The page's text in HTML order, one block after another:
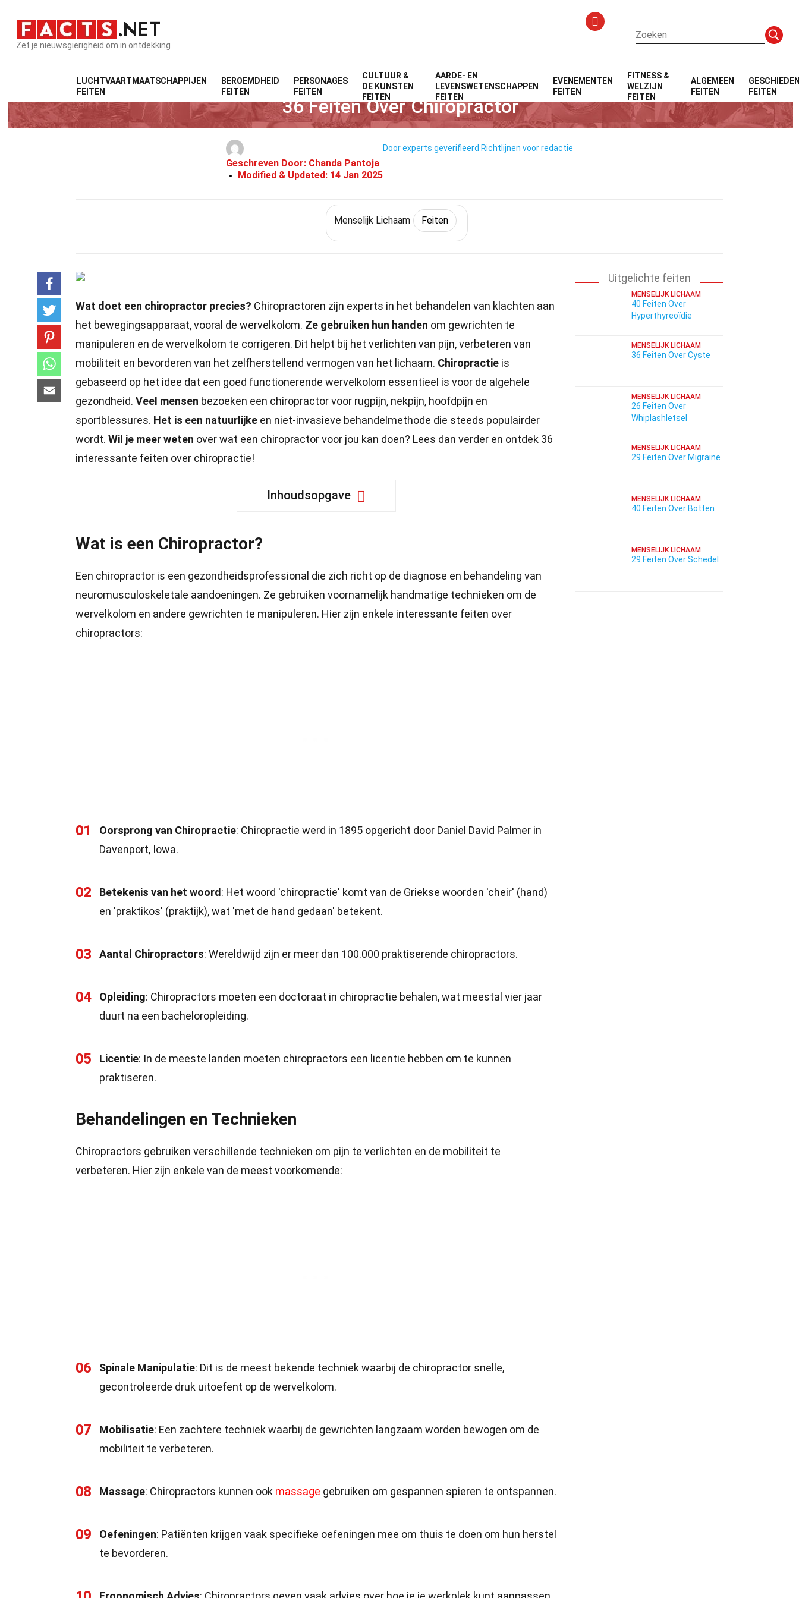
Zet je nieuwsgierigheid om in ontdekking
LUCHTVAARTMAATSCHAPPIJEN
FEITEN
BEROEMDHEID
FEITEN
PERSONAGES
FEITEN
CULTUUR &
DE KUNSTEN
FEITEN
AARDE- EN
LEVENSWETENSCHAPPEN
FEITEN
EVENEMENTEN
FEITEN
FITNESS &
WELZIJN
FEITEN
ALGEMEEN
FEITEN
FEITEN
Home NatuurFeiten Menselijk LichaamFeiten
36 Feiten Over Chiropractor
Geschreven Door: Chanda Pantoja
Modified & Updated: 14 Jan 2025
Door experts geverifieerd Richtlijnen voor redactie
Menselijk Lichaam Feiten
Wat doet een chiropractor precies? Chiropractoren zijn experts in het behandelen van klachten aan
het bewegingsapparaat, vooral de wervelkolom. Ze gebruiken hun handen om gewrichten te
manipuleren en de wervelkolom te corrigeren. Dit helpt bij het verlichten van pijn, verbeteren van
mobiliteit en bevorderen van het zelfherstellend vermogen van het lichaam. Chiropractie is
gebaseerd op het idee dat een goed functionerende wervelkolom essentieel is voor de algehele
gezondheid. Veel mensen bezoeken een chiropractor voor rugpijn, nekpijn, hoofdpijn en
sportblessures. Het is een natuurlijke en niet-invasieve behandelmethode die steeds populairder
wordt. Wil je meer weten over wat een chiropractor voor jou kan doen? Lees dan verder en ontdek 36
interessante feiten over chiropractie!
Inhoudsopgave
Wat is een Chiropractor?
Een chiropractor is een gezondheidsprofessional die zich richt op de diagnose en behandeling van
neuromusculoskeletale aandoeningen. Ze gebruiken voornamelijk handmatige technieken om de
wervelkolom en andere gewrichten te manipuleren. Hier zijn enkele interessante feiten over
chiropractors:
01 Oorsprong van Chiropractie: Chiropractie werd in 1895 opgericht door Daniel David Palmer in
Davenport, Iowa.
02 Betekenis van het woord : Het woord 'chiropractie' komt van de Griekse woorden 'cheir' (hand)
en 'praktikos' (praktijk), wat 'met de hand gedaan' betekent.
03 Aantal Chiropractors: Wereldwijd zijn er meer dan 100.000 praktiserende chiropractors.
04 Opleiding: Chiropractors moeten een doctoraat in chiropractie behalen, wat meestal vier jaar
duurt na een bacheloropleiding.
05 Licentie: In de meeste landen moeten chiropractors een licentie hebben om te kunnen
praktiseren.
Behandelingen en Technieken
Chiropractors gebruiken verschillende technieken om pijn te verlichten en de mobiliteit te
verbeteren. Hier zijn enkele van de meest voorkomende:
06 Spinale Manipulatie: Dit is de meest bekende techniek waarbij de chiropractor snelle,
gecontroleerde druk uitoefent op de wervelkolom.
07 Mobilisatie: Een zachtere techniek waarbij de gewrichten langzaam worden bewogen om de
mobiliteit te verbeteren.
08 Massage: Chiropractors kunnen ook massage gebruiken om gespannen spieren te ontspannen.
09 Oefeningen: Patiënten krijgen vaak specifieke oefeningen mee om thuis te doen om hun herstel
te bevorderen.
Uitgelichte feiten
MENSELIJK LICHAAM
40 Feiten Over
Hyperthyreoïdie
MENSELIJK LICHAAM
36 Feiten Over Cyste
MENSELIJK LICHAAM
26 Feiten Over
Whiplashletsel
MENSELIJK LICHAAM
29 Feiten Over Migraine
MENSELIJK LICHAAM
40 Feiten Over Botten
MENSELIJK LICHAAM
29 Feiten Over Schedel